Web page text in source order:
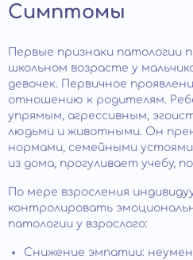
Симптомы
Первые признаки патологии
школьном возрасте у
девочек. Первичное
отношению к родителям.
упрямым, агрессивным,
людьми и животными. Он
нормами, семейными
из дома, прогуливает учебу,
По мере взросления
контролировать
патологии у взрослого:
Снижение эмпатии: